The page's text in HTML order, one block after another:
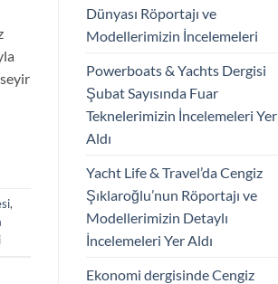
,
Dünyası Röportajı ve
Modellerimizin İncelemeleri
Powerboats & Yachts Dergisi
Şubat Sayısında Fuar
Teknelerimizin İncelemeleri Yer
Aldı
Yacht Life & Travel’da Cengiz
Şıklaroğlu’nun Röportajı ve
Modellerimizin Detaylı
İncelemeleri Yer Aldı
Ekonomi dergisinde Cengiz